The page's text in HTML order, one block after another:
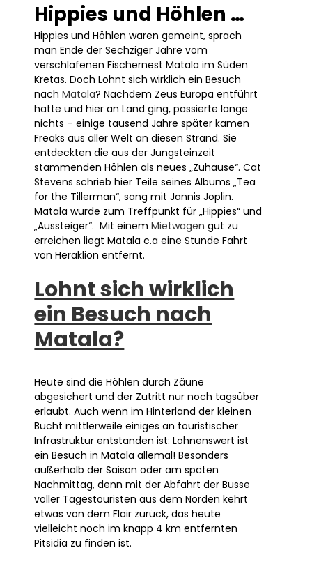
Hippies und Höhlen …
Hippies und Höhlen waren gemeint, sprach
man Ende der Sechziger Jahre vom
verschlafenen Fischernest Matala im Süden
Kretas. Doch Lohnt sich wirklich ein Besuch
nachMatala? Nachdem Zeus Europa entführt
hatte und hier an Land ging, passierte lange
nichts – einige tausend Jahre später kamen
Freaks aus aller Welt an diesen Strand. Sie
entdeckten die aus der Jungsteinzeit
stammenden Höhlen als neues „Zuhause“. Cat
Stevens schrieb hier Teile seines Albums „Tea
for the Tillerman“, sang mit Jannis Joplin.
Matala wurde zum Treffpunkt für „Hippies“ und
„Aussteiger“. Mit einemMietwagen gut zu
erreichen liegt Matala c.a eine Stunde Fahrt
von Heraklion entfernt.
Lohnt sich wirklich
ein Besuch nach
Matala?
Heute sind die Höhlen durch Zäune
abgesichert und der Zutritt nur noch tagsüber
erlaubt. Auch wenn im Hinterland der kleinen
Bucht mittlerweile einiges an touristischer
Infrastruktur entstanden ist: Lohnenswert ist
ein Besuch in Matala allemal! Besonders
außerhalb der Saison oder am späten
Nachmittag, denn mit der Abfahrt der Busse
voller Tagestouristen aus dem Norden kehrt
etwas von dem Flair zurück, das heute
vielleicht noch im knapp 4 km entfernten
Pitsidia zu finden ist.